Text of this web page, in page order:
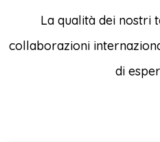
La qualità dei nostri
collaborazioni
di